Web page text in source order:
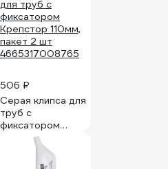
506 ₽
Серая клипса для
труб с
фиксатором
Крепстор 110мм,
пакет 2 шт
4665317008765​